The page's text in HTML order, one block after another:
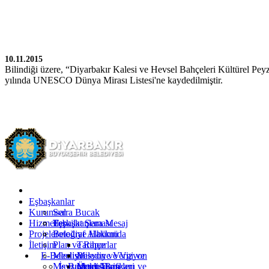
10.11.2015
Bilindiği üzere, “Diyarbakır Kalesi ve Hevsel Bahçeleri Kültürel
yılında UNESCO Dünya Mirası Listesi'ne kaydedilmiştir.
Eşbaşkanlar
Serra Bucak
Eşbaşkanlara Mesaj
Fotoğraf Albümü
Kurumsal
Teşkilat Şeması
Belediye Hakkında
Tarihçe
Misyon ve Vizyon
Yetki Alanı
Plan ve Raporlar
Belediye Vergi ve
Ücret Tarifeleri
Meclis
Meclis Başkanı ve
Mevzuat
Hizmetler
Projeler
İletişim
E-Belediye
İş Başvurusu